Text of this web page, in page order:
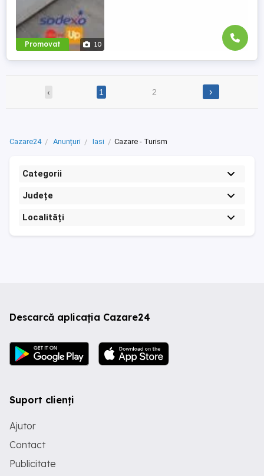
Promovat 10
‹ 1 2 ›
Cazare24 Anunțuri Iasi Cazare - Turism
Categorii
Județe
Localități
Descarcă aplicația Cazare24
Suport clienți
Ajutor
Contact
Publicitate